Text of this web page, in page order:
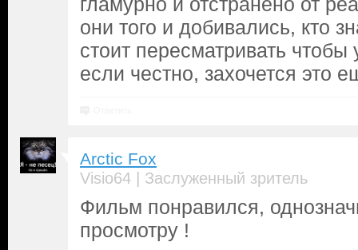
они того и добивались, кто
стоит пересматривать
если честно, захочется это
Arctic Fox
Visio64 | Заслуженный зритель
Фильм понравился,
просмотру !